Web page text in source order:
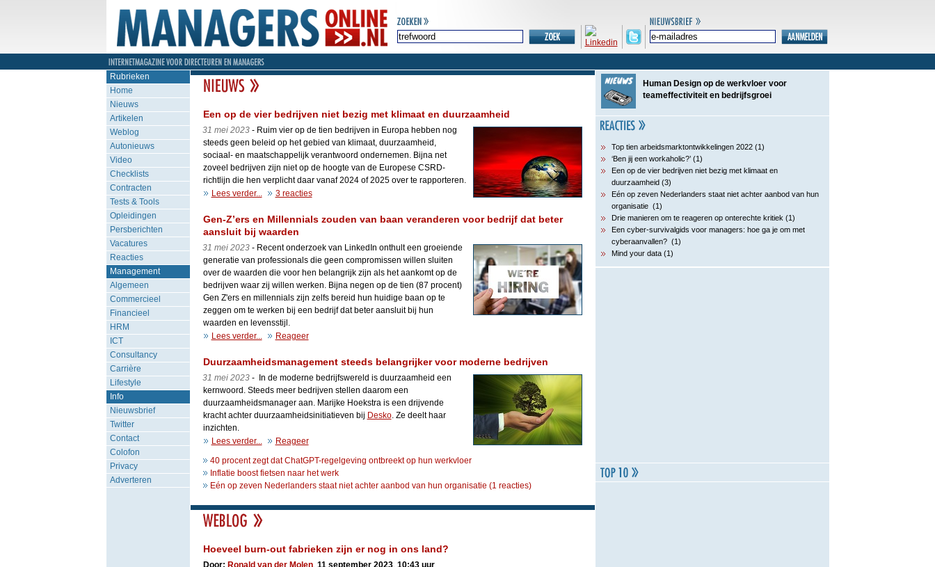
Rubrieken
Home
Nieuws
Artikelen
Weblog
Autonieuws
Video
Checklists
Contracten
Tests & Tools
Opleidingen
Persberichten
Vacatures
Reacties
Management
Algemeen
Commercieel
Financieel
HRM
ICT
Consultancy
Carrière
Lifestyle
Info
Nieuwsbrief
Twitter
Contact
Colofon
Privacy
Adverteren
Een op de vier bedrijven niet bezig met klimaat en duurzaamheid
31 mei 2023- Ruim vier op de tien bedrijven in Europa hebben nog
steeds geen beleid op het gebied van klimaat, duurzaamheid,
sociaal- en maatschappelijk verantwoord ondernemen. Bijna net
zoveel bedrijven zijn niet op de hoogte van de Europese CSRD-
richtlijn die hen verplicht daar vanaf 2024 of 2025 over te rapporteren.
Lees verder...
3 reacties
Gen-Z’ers en Millennials zouden van baan veranderen voor bedrijf dat beter
aansluit bij waarden
31 mei 2023- Recent onderzoek van LinkedIn onthult een groeiende
generatie van professionals die geen compromissen willen sluiten
over de waarden die voor hen belangrijk zijn als het aankomt op de
bedrijven waar zij willen werken. Bijna negen op de tien (87 procent)
Gen Z'ers en millennials zijn zelfs bereid hun huidige baan op te
zeggen om te werken bij een bedrijf dat beter aansluit bij hun
waarden en levensstijl.
Lees verder...
Reageer
Duurzaamheidsmanagement steeds belangrijker voor moderne bedrijven
31 mei 2023- In de moderne bedrijfswereld is duurzaamheid een
kernwoord. Steeds meer bedrijven stellen daarom een
duurzaamheidsmanager aan. Marijke Hoekstra is een drijvende
kracht achter duurzaamheidsinitiatieven bij Desko. Ze deelt haar
inzichten.
Lees verder...
Reageer
40 procent zegt dat ChatGPT-regelgeving ontbreekt op hun werkvloer
Inflatie boost fietsen naar het werk
Eén op zeven Nederlanders staat niet achter aanbod van hun organisatie (1 reacties)
Hoeveel burn-out fabrieken zijn er nog in ons land?
Door: Ronald van der Molen, 11 september 2023, 10:43 uur
Human Design op de werkvloer voor
teameffectiviteit en bedrijfsgroei
Top tien arbeidsmarktontwikkelingen 2022 (1)
‘Ben jij een workaholic?’ (1)
Een op de vier bedrijven niet bezig met klimaat en
duurzaamheid (3)
Eén op zeven Nederlanders staat niet achter aanbod van hun
organisatie (1)
Drie manieren om te reageren op onterechte kritiek (1)
Een cyber-survivalgids voor managers: hoe ga je om met
cyberaanvallen? (1)
Mind your data (1)